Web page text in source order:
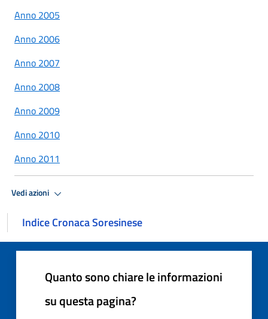
Anno 2005
Anno 2006
Anno 2007
Anno 2008
Anno 2009
Anno 2010
Anno 2011
Vedi azioni
Indice Cronaca Soresinese
Quanto sono chiare le informazioni
su questa pagina?